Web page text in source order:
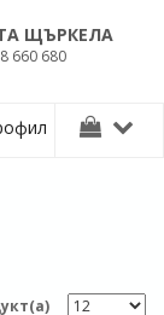
ЩЪРКЕЛА
660 680